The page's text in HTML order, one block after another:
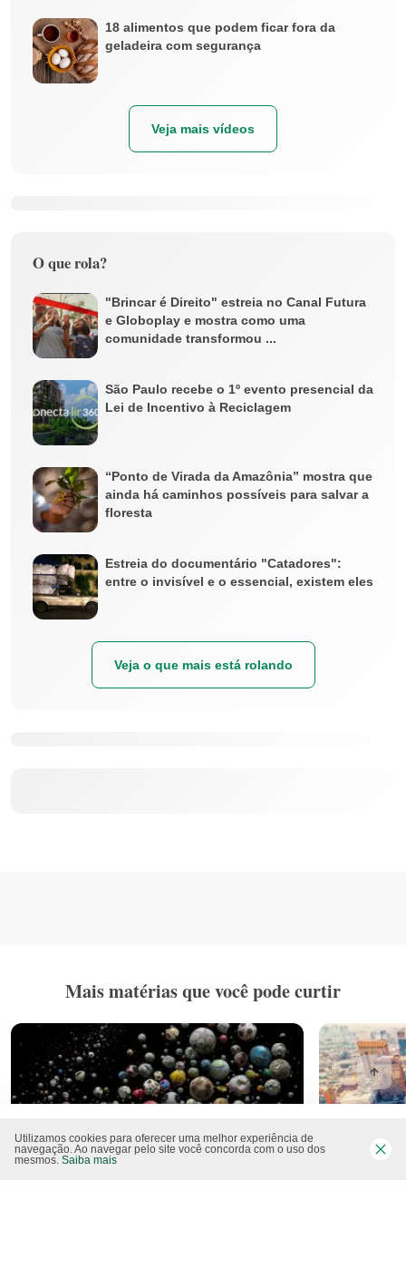
18 alimentos que podem ficar fora da
geladeira com segurança
Veja mais vídeos
O que rola?
"Brincar é Direito" estreia no Canal Futura
e Globoplay e mostra como uma
comunidade transformou ...
São Paulo recebe o 1º evento presencial da
Lei de Incentivo à Reciclagem
“Ponto de Virada da Amazônia” mostra que
ainda há caminhos possíveis para salvar a
floresta
Estreia do documentário "Catadores":
entre o invisível e o essencial, existem eles
Veja o que mais está rolando
Mais matérias que você pode curtir
Utilizamos cookies para oferecer uma melhor experiência de
navegação. Ao navegar pelo site você concorda com o uso dos
mesmos. Saiba mais